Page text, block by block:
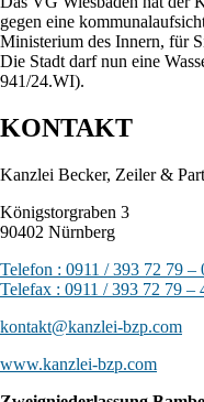
gegen eine
Ministerium des Innern, für
Die Stadt darf nun eine
941/24.WI).
KONTAKT
Kanzlei Becker, Zeiler &
Königstorgraben 3
90402 Nürnberg
Telefon : 0911 / 393 72 79 –
Telefax : 0911 / 393 72 79 –
kontakt@kanzlei-bzp.com
www.kanzlei-bzp.com